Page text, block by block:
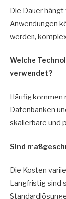
Die Dauer
Anwendungen
werden,
Welche
verwendet?
Häufig kommen
Datenbanken
skalierbare und
Sind
Die Kosten
Langfristig sind